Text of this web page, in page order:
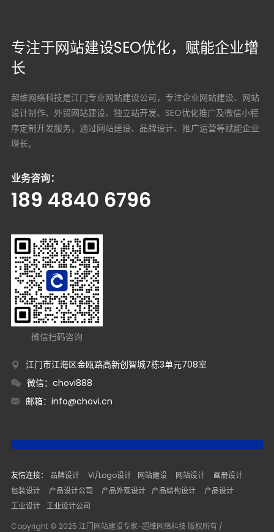
专注于网站建设SEO优化，赋能企业增
长
超维网络科技是江门专业网站建设公司，专注企业网站建设、网站
设计制作、外贸网站建设、独立站开发、SEO优化推广及微信小程
序定制开发服务，通过网站建设、品牌设计、推广运营等赋能企业
增长。
业务咨询：
189 4840 6796
微信扫码咨询
江门市江海区金瓯路高新创智城7栋3单元708室
微信：chovi888
邮箱： info@chovi.cn
友情连接： 品牌设计 VI/Logo设计 网站建设 网站设计
画册设计
包装设计
产品设计公司 产品外观设计 产品结构设计
产品设计
工业设计 工业设计公司
Copyright © 2025 江门网站建设专家-超维网络科技 版权所有 /